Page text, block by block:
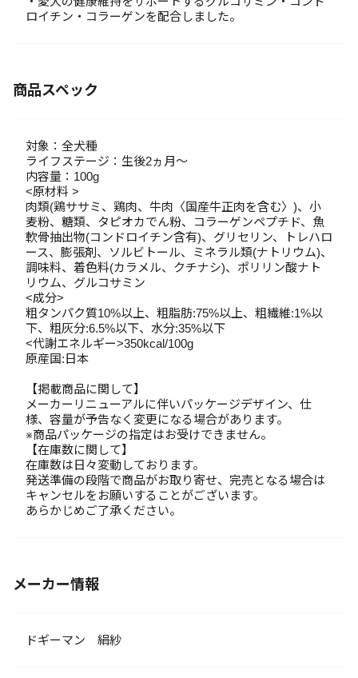
ロイチン・コラーゲンを配合しました。
商品スペック
対象：全犬種
ライフステージ：生後2ヵ月～
内容量：100g
<原材料 >
肉類(鶏ササミ、鶏肉、牛肉〈国産牛正肉を含む〉)、小
麦粉、糖類、タピオカでん粉、コラーゲンペプチド、魚
軟骨抽出物(コンドロイチン含有)、グリセリン、トレハロ
ース、膨張剤、ソルビトール、ミネラル類(ナトリウム)、
調味料、着色料(カラメル、クチナシ)、ポリリン酸ナト
リウム、グルコサミン
<成分>
粗タンパク質10%以上、粗脂肪:75%以上、粗繊維:1%以
下、粗灰分:6.5%以下、水分:35%以下
<代謝エネルギー>350kcal/100g
原産国:日本
【掲載商品に関して】
メーカーリニューアルに伴いパッケージデザイン、仕
様、容量が予告なく変更になる場合があります。
※商品パッケージの指定はお受けできません。
【在庫数に関して】
在庫数は日々変動しております。
発送準備の段階で商品がお取り寄せ、完売となる場合は
キャンセルをお願いすることがございます。
あらかじめご了承ください。
メーカー情報
ドギーマン 絹紗